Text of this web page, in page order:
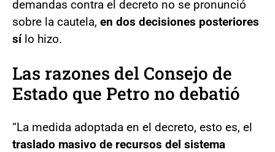
demandas contra el decreto no se pronunció
sobre la cautela, en dos decisiones posteriores
sí lo hizo.
Las razones del Consejo de
Estado que Petro no debatió
“La medida adoptada en el decreto, esto es, el
traslado masivo de recursos del sistema